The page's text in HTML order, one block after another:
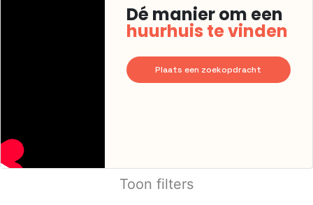
Dé manier om een
huurhuis te vinden
Plaats een zoekopdracht
Toon filters